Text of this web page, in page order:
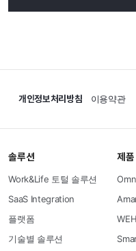
개인정보처리방침 이용약관
솔루션
Work&Life 토털 솔루션
SaaS Integration
플랫폼
기술별 솔루션
제품